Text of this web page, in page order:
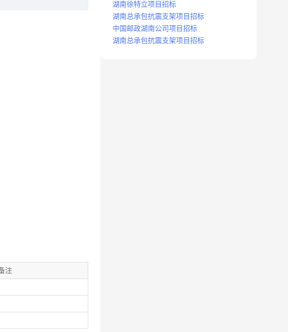
注
湖南徐特立项目招标
湖南总承包抗震支架项目招标
中国邮政湖南公司项目招标
湖南总承包抗震支架项目招标